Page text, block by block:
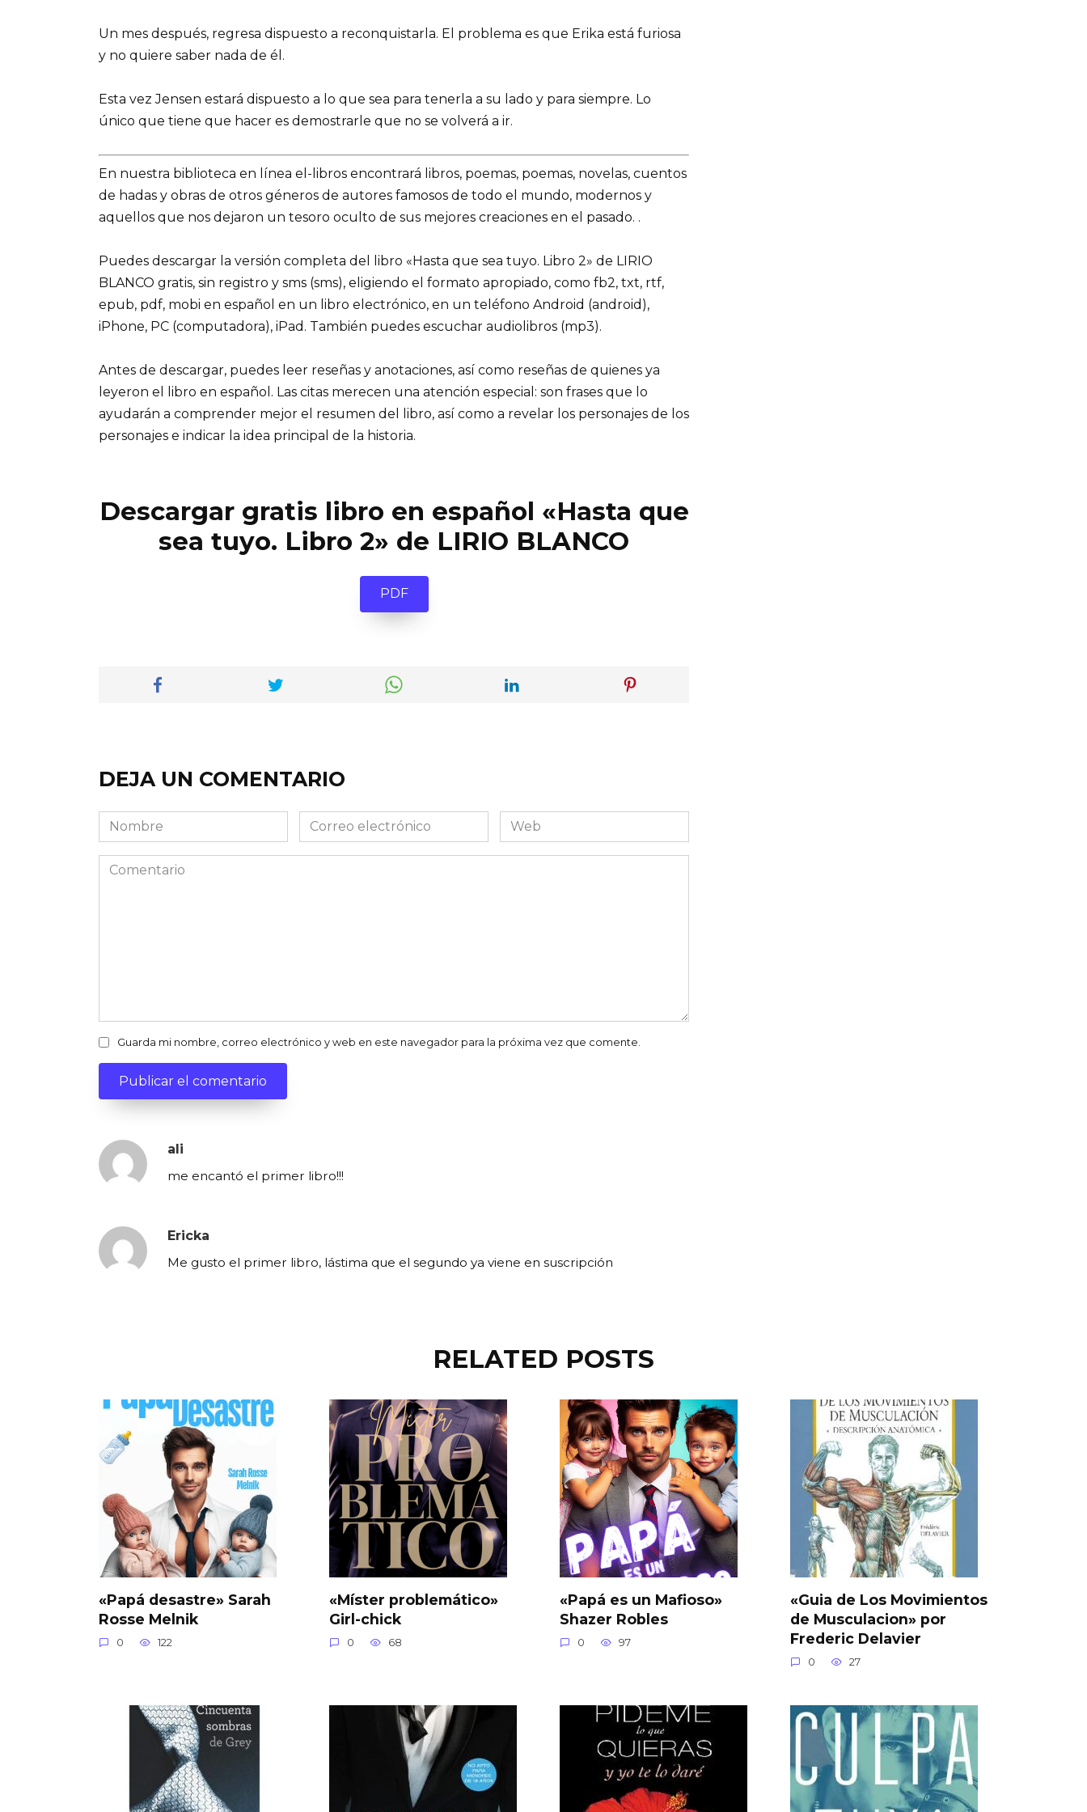
Un mes después, regresa dispuesto a reconquistarla. El problema es que Erika está furiosa
y no quiere saber nada de él.
Esta vez Jensen estará dispuesto a lo que sea para tenerla a su lado y para siempre. Lo
único que tiene que hacer es demostrarle que no se volverá a ir.
En nuestra biblioteca en línea el-libros encontrará libros, poemas, poemas, novelas, cuentos
de hadas y obras de otros géneros de autores famosos de todo el mundo, modernos y
aquellos que nos dejaron un tesoro oculto de sus mejores creaciones en el pasado. .
Puedes descargar la versión completa del libro «Hasta que sea tuyo. Libro 2» de LIRIO
BLANCO gratis, sin registro y sms (sms), eligiendo el formato apropiado, como fb2, txt, rtf,
epub, pdf, mobi en español en un libro electrónico, en un teléfono Android (android),
iPhone, PC (computadora), iPad. También puedes escuchar audiolibros (mp3).
Antes de descargar, puedes leer reseñas y anotaciones, así como reseñas de quienes ya
leyeron el libro en español. Las citas merecen una atención especial: son frases que lo
ayudarán a comprender mejor el resumen del libro, así como a revelar los personajes de los
personajes e indicar la idea principal de la historia.
Descargar gratis libro en español «Hasta que
sea tuyo. Libro 2» de LIRIO BLANCO
PDF
DEJA UN COMENTARIO
Nombre
Correo
electrónico
Web
Comentario
Guarda mi nombre, correo electrónico y web en este navegador para la próxima vez que comente.
ali
me encantó el primer libro!!!
Ericka
Me gusto el primer libro, lástima que el segundo ya viene en suscripción
RELATED POSTS
«Papá desastre» Sarah
Rosse Melnik
0 122
«Míster problemático»
Girl-chick
0 68
«Papá es un Mafioso»
Shazer Robles
0 97
«Guia de Los Movimientos
de Musculacion» por
Frederic Delavier
0 27